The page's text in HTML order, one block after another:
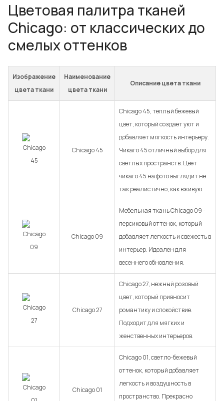
Цветовая палитра тканей
Chicago: от классических до
смелых оттенков
Изображение
цвета ткани
Наименование
цвета ткани
Описание цвета ткани
Chicago 45
Chicago 45, теплый бежевый
цвет, который создает уют и
добавляет мягкость интерьеру.
Чикаго 45 отличный выбор для
светлых пространств. Цвет
чикаго 45 на фото выглядит не
так реалистично, как вживую.
Chicago 09
Мебельная ткань Chicago 09 -
персиковый оттенок, который
добавляет легкость и свежесть в
интерьер. Идеален для
весеннего обновления.
Chicago 27
Chicago 27, нежный розовый
цвет, который привносит
романтику и спокойствие.
Подходит для мягких и
женственных интерьеров.
Chicago 01
Chicago 01, светло-бежевый
оттенок, который добавляет
легкость и воздушность в
пространство. Прекрасно